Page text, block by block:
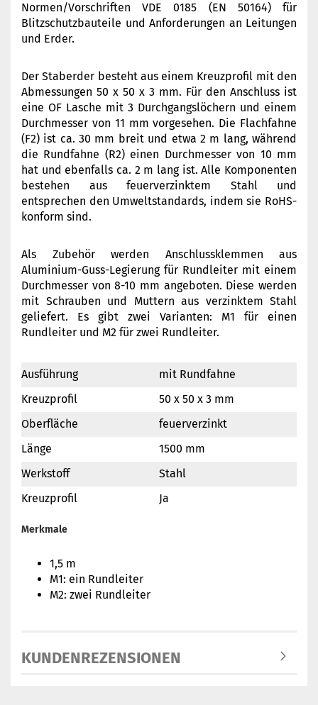
Normen/Vorschriften VDE 0185 (EN 50164) für
Blitzschutzbauteile und Anforderungen an Leitungen
und Erder.
Der Staberder besteht aus einem Kreuzprofil mit den
Abmessungen 50 x 50 x 3 mm. Für den Anschluss ist
eine OF Lasche mit 3 Durchgangslöchern und einem
Durchmesser von 11 mm vorgesehen. Die Flachfahne
(F2) ist ca. 30 mm breit und etwa 2 m lang, während
die Rundfahne (R2) einen Durchmesser von 10 mm
hat und ebenfalls ca. 2 m lang ist. Alle Komponenten
bestehen aus feuerverzinktem Stahl und
entsprechen den Umweltstandards, indem sie RoHS-
konform sind.
Als Zubehör werden Anschlussklemmen aus
Aluminium-Guss-Legierung für Rundleiter mit einem
Durchmesser von 8-10 mm angeboten. Diese werden
mit Schrauben und Muttern aus verzinktem Stahl
geliefert. Es gibt zwei Varianten: M1 für einen
Rundleiter und M2 für zwei Rundleiter.
Ausführung
mit Rundfahne
Kreuzprofil
50 x 50 x 3 mm
Oberfläche
feuerverzinkt
Länge
1500 mm
Werkstoff
Stahl
Kreuzprofil
Ja
Merkmale
1,5 m
M1: ein Rundleiter
M2: zwei Rundleiter
KUNDENREZENSIONEN